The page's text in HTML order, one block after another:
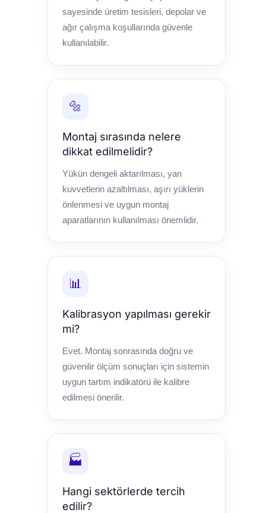
sayesinde üretim tesisleri, depolar ve
ağır çalışma koşullarında güvenle
kullanılabilir.
🔩
Montaj sırasında nelere
dikkat edilmelidir?
Yükün dengeli aktarılması, yan
kuvvetlerin azaltılması, aşırı yüklerin
önlenmesi ve uygun montaj
aparatlarının kullanılması önemlidir.
📊
Kalibrasyon yapılması gerekir
mi?
Evet. Montaj sonrasında doğru ve
güvenilir ölçüm sonuçları için sistemin
uygun tartım indikatörü ile kalibre
edilmesi önerilir.
🏭
Hangi sektörlerde tercih
edilir?